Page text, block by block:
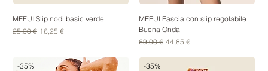
MEFUI Slip nodi basic verde
Prezzo regolare
25,00 € Prezzo scontato
16,25 €
MEFUI Fascia con slip regolabile
Buena Onda
Prezzo regolare
69,00 € Prezzo scontato
44,85 €
-35% -35%